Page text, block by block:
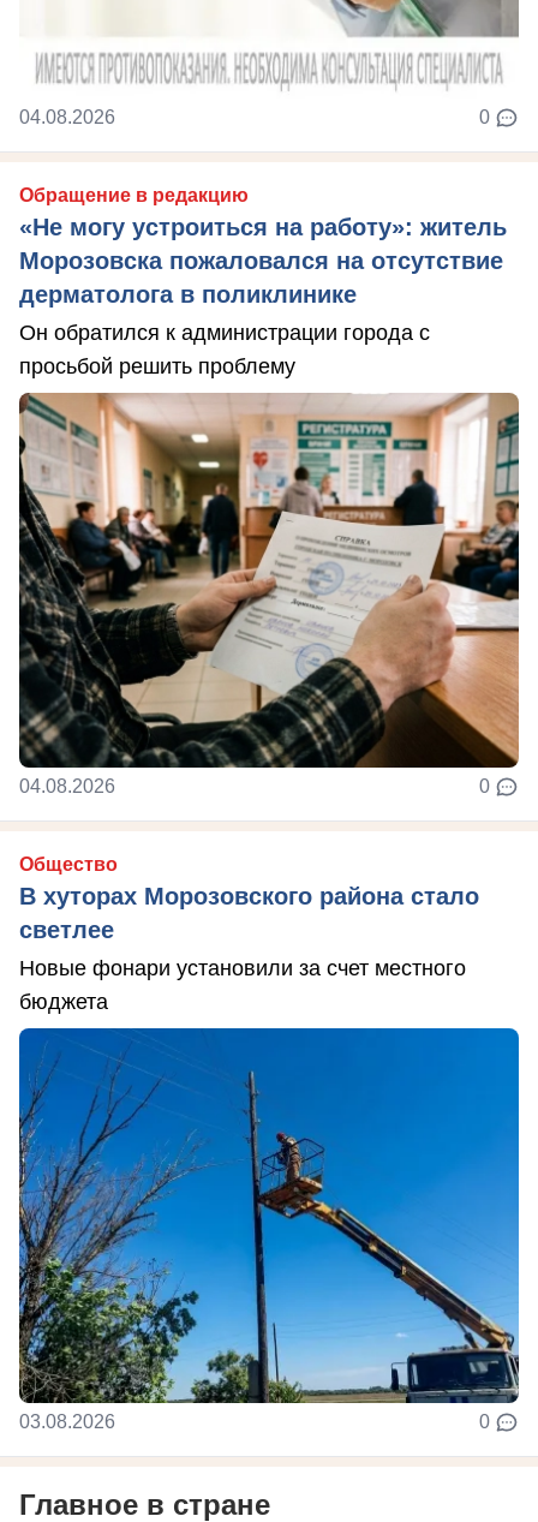
04.08.2026 0
Обращение в редакцию
«Не могу устроиться на работу»: житель
Морозовска пожаловался на отсутствие
дерматолога в поликлинике
Он обратился к администрации города с
просьбой решить проблему
04.08.2026 0
Общество
В хуторах Морозовского района стало
светлее
Новые фонари установили за счет местного
бюджета
03.08.2026 0
Главное в стране